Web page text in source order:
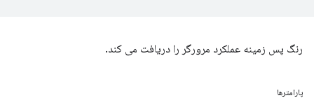
رنگ پس زمینه عملکرد مرورگر را دریافت می کند.
پارامترها